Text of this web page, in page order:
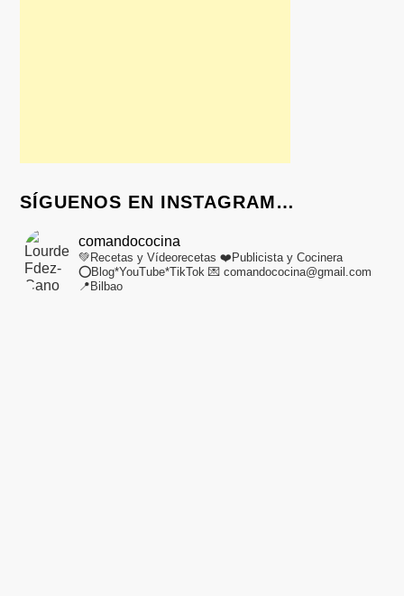
SÍGUENOS EN INSTAGRAM…
comandococina
💚Recetas y Vídeorecetas ❤️Publicista y Cocinera
⭕Blog*YouTube*TikTok 💌 comandococina@gmail.com
📍Bilbao